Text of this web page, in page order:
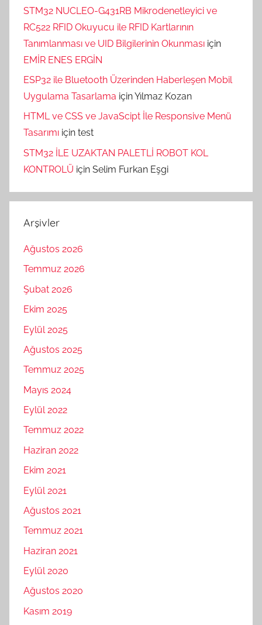
STM32 NUCLEO-G431RB Mikrodenetleyici ve
RC522 RFID Okuyucu ile RFID Kartlarının
Tanımlanması ve UID Bilgilerinin Okunması için
EMİR ENES ERGİN
ESP32 ile Bluetooth Üzerinden Haberleşen Mobil
Uygulama Tasarlama içinYılmaz Kozan
HTML ve CSS ve JavaScipt İle Responsive Menü
Tasarımı için test
STM32 İLE UZAKTAN PALETLİ ROBOT KOL
KONTROLÜ için Selim Furkan Eşgi
Arşivler
Ağustos 2026
Temmuz 2026
Şubat 2026
Ekim 2025
Eylül 2025
Ağustos 2025
Temmuz 2025
Mayıs 2024
Eylül 2022
Temmuz 2022
Haziran 2022
Ekim 2021
Eylül 2021
Ağustos 2021
Temmuz 2021
Haziran 2021
Eylül 2020
Ağustos 2020
Kasım 2019